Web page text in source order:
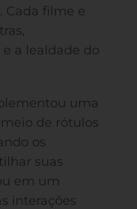
Cada filme e
a lealdade do
uma
de rótulos
os
suas
em um
interações